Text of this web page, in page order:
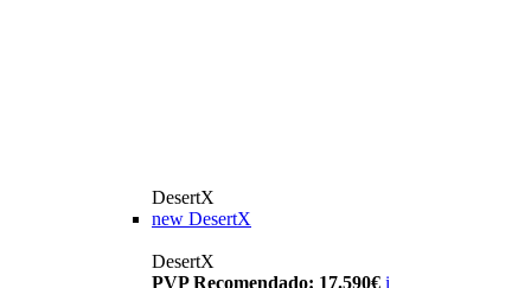
DesertX
new DesertX
DesertX
PVP Recomendado: 17.590€ i